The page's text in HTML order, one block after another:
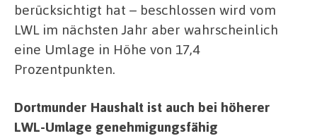
berücksichtigt hat – beschlossen wird vom
LWL im nächsten Jahr aber wahrscheinlich
eine Umlage in Höhe von 17,4
Prozentpunkten.
Dortmunder Haushalt ist auch bei höherer
LWL-Umlage genehmigungsfähig